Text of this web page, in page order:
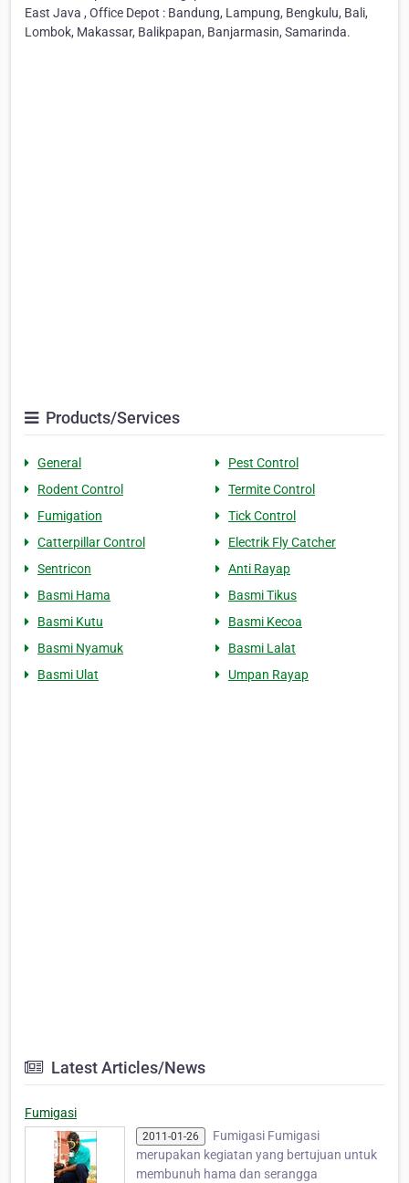
East Java , Office Depot : Bandung, Lampung, Bengkulu, Bali,
Lombok, Makassar, Balikpapan, Banjarmasin, Samarinda.
Products/Services
General
Pest Control
Rodent Control
Termite Control
Fumigation
Tick Control
Catterpillar Control
Electrik Fly Catcher
Sentricon
Anti Rayap
Basmi Hama
Basmi Tikus
Basmi Kutu
Basmi Kecoa
Basmi Nyamuk
Basmi Lalat
Basmi Ulat
Umpan Rayap
Latest Articles/News
Fumigasi
2011-01-26
Fumigasi Fumigasi
merupakan kegiatan yang bertujuan untuk
membunuh hama dan serangga